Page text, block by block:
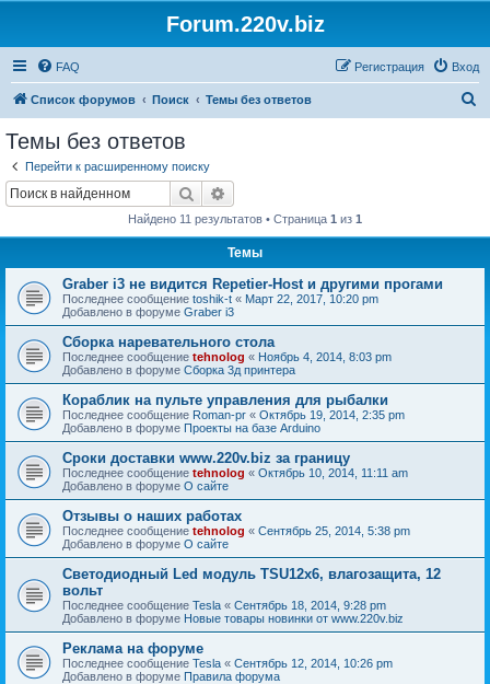
Forum.220v.biz
FAQ Вход
Регистрация
Список форумов Поиск Темы без ответов
Темы без ответов
Перейти к расширенному поиску
Поиск
Найдено 11 результатов • Страница 1 из 1
Темы
Graber i3 не видится Repetier-Host и другими прогами
Последнее сообщение toshik-t « Март 22, 2017, 10:20 pm
Добавлено в форуме Graber i3
Сборка наревательного стола
Последнее сообщение tehnolog « Ноябрь 4, 2014, 8:03 pm
Добавлено в форуме Сборка 3д принтера
Кораблик на пульте управления для рыбалки
Последнее сообщение Roman-pr « Октябрь 19, 2014, 2:35 pm
Добавлено в форуме Проекты на базе Arduino
Сроки доставки www.220v.biz за границу
Последнее сообщение tehnolog « Октябрь 10, 2014, 11:11 am
Добавлено в форуме О сайте
Отзывы о наших работах
Последнее сообщение tehnolog « Сентябрь 25, 2014, 5:38 pm
Добавлено в форуме О сайте
Светодиодный Led модуль TSU12х6, влагозащита, 12
вольт
Последнее сообщение Tesla « Сентябрь 18, 2014, 9:28 pm
Добавлено в форуме Новые товары новинки от www.220v.biz
Реклама на форуме
Последнее сообщение Tesla « Сентябрь 12, 2014, 10:26 pm
Добавлено в форуме Правила форума